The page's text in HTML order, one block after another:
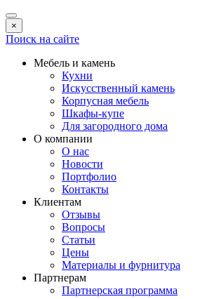
×
Поиск на сайте
Мебель и камень
Кухни
Искусственный камень
Корпусная мебель
Шкафы-купе
Для загородного дома
О компании
О нас
Новости
Портфолио
Контакты
Клиентам
Отзывы
Вопросы
Статьи
Цены
Материалы и фурнитура
Партнерам
Партнерская программа